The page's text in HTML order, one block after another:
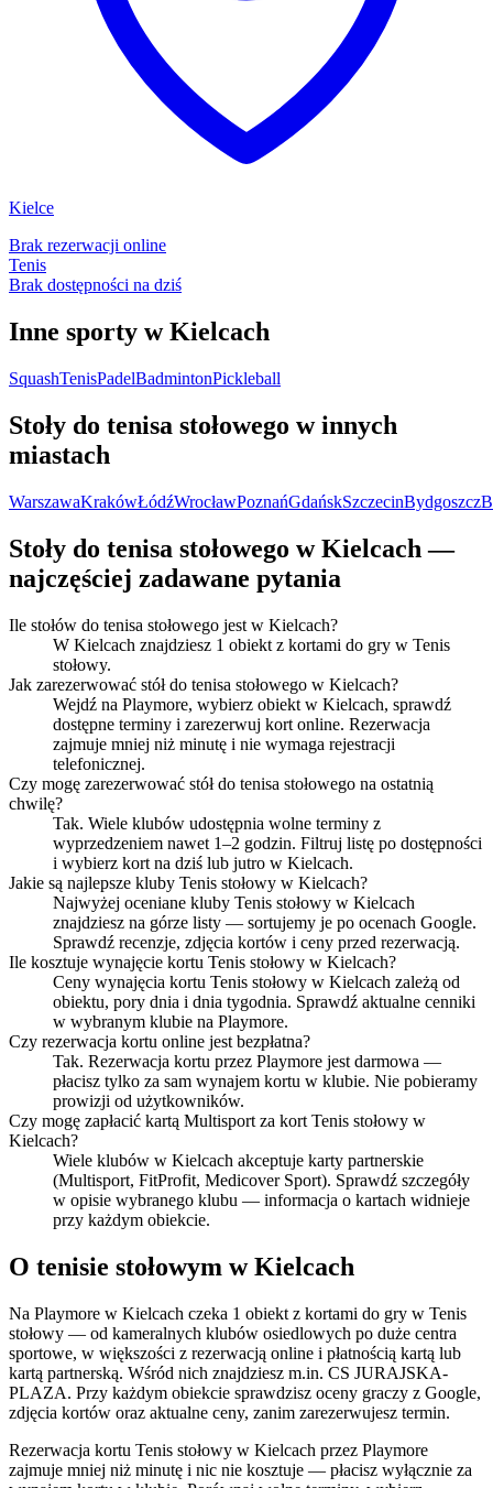
Kielce
Brak rezerwacji online
Tenis
Brak dostępności na dziś
Inne sporty w Kielcach
SquashTenisPadelBadmintonPickleball
Stoły do tenisa stołowego w innych
miastach
WarszawaKrakówŁódźWrocławPoznańGdańskSzczecinBydgoszcz
Stoły do tenisa stołowego w Kielcach —
najczęściej zadawane pytania
Ile stołów do tenisa stołowego jest w Kielcach?
W Kielcach znajdziesz 1 obiekt z kortami do gry w Tenis
stołowy.
Jak zarezerwować stół do tenisa stołowego w Kielcach?
Wejdź na Playmore, wybierz obiekt w Kielcach, sprawdź
dostępne terminy i zarezerwuj kort online. Rezerwacja
zajmuje mniej niż minutę i nie wymaga rejestracji
telefonicznej.
Czy mogę zarezerwować stół do tenisa stołowego na ostatnią
chwilę?
Tak. Wiele klubów udostępnia wolne terminy z
wyprzedzeniem nawet 1–2 godzin. Filtruj listę po dostępności
i wybierz kort na dziś lub jutro w Kielcach.
Jakie są najlepsze kluby Tenis stołowy w Kielcach?
Najwyżej oceniane kluby Tenis stołowy w Kielcach
znajdziesz na górze listy — sortujemy je po ocenach Google.
Sprawdź recenzje, zdjęcia kortów i ceny przed rezerwacją.
Ile kosztuje wynajęcie kortu Tenis stołowy w Kielcach?
Ceny wynajęcia kortu Tenis stołowy w Kielcach zależą od
obiektu, pory dnia i dnia tygodnia. Sprawdź aktualne cenniki
w wybranym klubie na Playmore.
Czy rezerwacja kortu online jest bezpłatna?
Tak. Rezerwacja kortu przez Playmore jest darmowa —
płacisz tylko za sam wynajem kortu w klubie. Nie pobieramy
prowizji od użytkowników.
Czy mogę zapłacić kartą Multisport za kort Tenis stołowy w
Kielcach?
Wiele klubów w Kielcach akceptuje karty partnerskie
(Multisport, FitProfit, Medicover Sport). Sprawdź szczegóły
w opisie wybranego klubu — informacja o kartach widnieje
przy każdym obiekcie.
O tenisie stołowym w Kielcach
Na Playmore w Kielcach czeka 1 obiekt z kortami do gry w Tenis
stołowy — od kameralnych klubów osiedlowych po duże centra
sportowe, w większości z rezerwacją online i płatnością kartą lub
kartą partnerską. Wśród nich znajdziesz m.in. CS JURAJSKA-
PLAZA. Przy każdym obiekcie sprawdzisz oceny graczy z Google,
zdjęcia kortów oraz aktualne ceny, zanim zarezerwujesz termin.
Rezerwacja kortu Tenis stołowy w Kielcach przez Playmore
zajmuje mniej niż minutę i nic nie kosztuje — płacisz wyłącznie za